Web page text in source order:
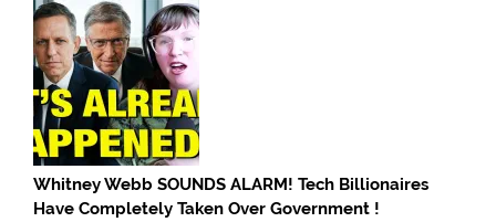
Whitney Webb SOUNDS ALARM! Tech Billionaires
Have Completely Taken Over Government !